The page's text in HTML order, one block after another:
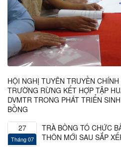
HỘI NGHỊ TUYÊN TRUYỀN
TRƯỜNG RỪNG KẾT HỢP TẬP
DVMTR TRONG PHÁT TRIỂN
BỒNG
27
Tháng07
TRÀ BỒNG TỔ CHỨC
THÔN MỚI SAU SẮP